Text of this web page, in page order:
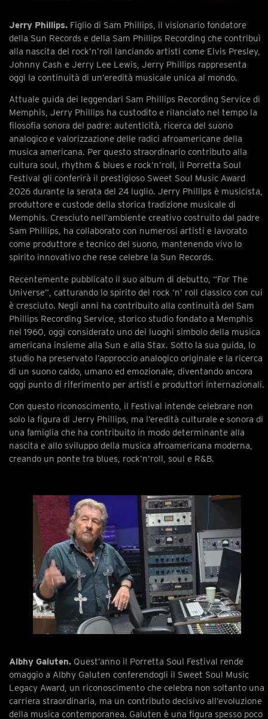
Jerry Phillips. Figlio di Sam Phillips, il visionario fondatore
della Sun Records e della Sam Phillips Recording che contribuì
alla nascita del rock’n’roll lanciando artisti come Elvis Presley,
Johnny Cash e Jerry Lee Lewis, Jerry Phillips rappresenta
oggi la continuità di un’eredità musicale unica al mondo.
Attuale guida dei leggendari Sam Phillips Recording Service di
Memphis, Jerry Phillips ha custodito e rilanciato nel tempo la
filosofia sonora del padre: autenticità, ricerca del suono
analogico e valorizzazione delle radici afroamericane della
musica americana. Per questo straordinario contributo alla
cultura soul, rhythm & blues e rock’n’roll, il Porretta Soul
Festival gli conferirà il prestigioso Sweet Soul Music Award
2026 durante la serata del 24 luglio. Jerry Phillips è musicista,
produttore e custode della storica tradizione musicale di
Memphis. Cresciuto nell’ambiente creativo costruito dal padre
Sam Phillips, ha collaborato con numerosi artisti e lavorato
come produttore e tecnico del suono, mantenendo vivo lo
spirito innovativo che rese celebre la Sun Records.
Recentemente pubblicato il suo album di debutto, “For The
Universe”, catturando lo spirito del rock ‘n’ roll classico con cui
è cresciuto. Negli anni ha contribuito alla continuità del Sam
Phillips Recording Service, storico studio fondato a Memphis
nel 1960, oggi considerato uno dei luoghi simbolo della musica
americana insieme alla Sun e alla Stax. Sotto la sua guida, lo
studio ha preservato l’approccio analogico originale e la ricerca
di un suono caldo, umano ed emozionale, diventando ancora
oggi punto di riferimento per artisti e produttori internazionali.
Con questo riconoscimento, il Festival intende celebrare non
solo la figura di Jerry Phillips, ma l’eredità culturale e sonora di
una famiglia che ha contribuito in modo determinante alla
nascita e allo sviluppo della musica afroamericana moderna,
creando un ponte tra blues, rock’n’roll, soul e R&B.
Albhy Galuten. Quest’anno il Porretta Soul Festival rende
omaggio a Albhy Galuten conferendogli il Sweet Soul Music
Legacy Award, un riconoscimento che celebra non soltanto una
carriera straordinaria, ma un contributo decisivo all’evoluzione
della musica contemporanea. Galuten è una figura spesso poco